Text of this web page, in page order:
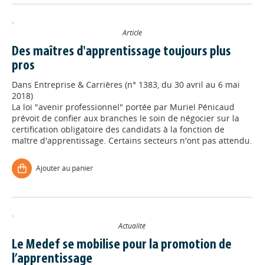
Article
Des maîtres d'apprentissage toujours plus
pros
Dans Entreprise & Carrières (n° 1383, du 30 avril au 6 mai
2018)
La loi "avenir professionnel" portée par Muriel Pénicaud
prévoit de confier aux branches le soin de négocier sur la
certification obligatoire des candidats à la fonction de
maître d'apprentissage. Certains secteurs n'ont pas attendu.
Ajouter au panier
Actualité
Le Medef se mobilise pour la promotion de
l’apprentissage